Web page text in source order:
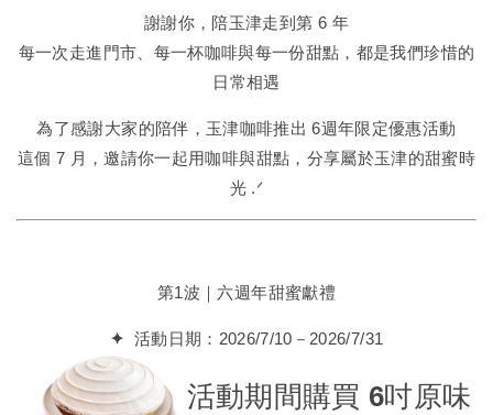
謝謝你，陪玉津走到第 6 年
每一次走進門市、每一杯咖啡與每一份甜點，都是我們珍惜的
日常相遇
為了感謝大家的陪伴，玉津咖啡推出 6週年限定優惠活動
這個 7 月，邀請你一起用咖啡與甜點，分享屬於玉津的甜蜜時
光 .ᐟ
第1波｜六週年甜蜜獻禮
✦ 活動日期：2026/7/10－2026/7/31
活動期間購買 6吋原味